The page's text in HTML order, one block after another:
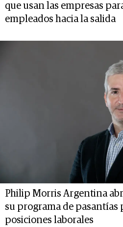
que usan las empresas
empleados hacia la salida
Philip Morris Argentina
su programa de pasantías
posiciones laborales